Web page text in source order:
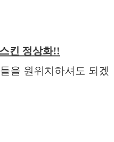
킨 정상화!!
을 원위치하셔도 되겠